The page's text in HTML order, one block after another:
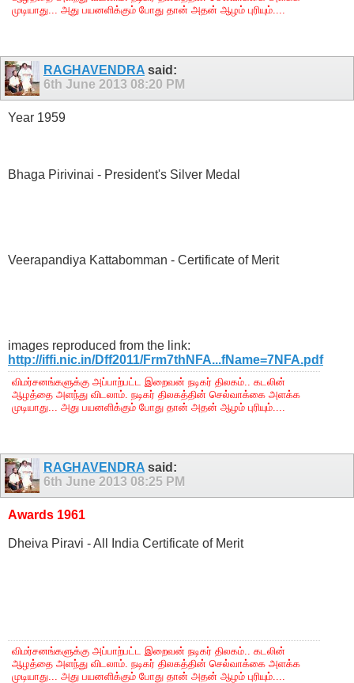
முடியாது... அது பயனளிக்கும் போது தான் அதன் ஆழம் புரியும்....
RAGHAVENDRA said:
6th June 2013 08:20 PM
Year 1959
Bhaga Pirivinai - President's Silver Medal
Veerapandiya Kattabomman - Certificate of Merit
images reproduced from the link:
http://iffi.nic.in/Dff2011/Frm7thNFA...fName=7NFA.pdf
விமர்சனங்களுக்கு அப்பாற்பட்ட இறைவன் நடிகர் திலகம்.. கடலின்
ஆழத்தை அளந்து விடலாம். நடிகர் திலகத்தின் செல்வாக்கை அளக்க
முடியாது... அது பயனளிக்கும் போது தான் அதன் ஆழம் புரியும்....
RAGHAVENDRA said:
6th June 2013 08:25 PM
Awards 1961
Dheiva Piravi - All India Certificate of Merit
விமர்சனங்களுக்கு அப்பாற்பட்ட இறைவன் நடிகர் திலகம்.. கடலின்
ஆழத்தை அளந்து விடலாம். நடிகர் திலகத்தின் செல்வாக்கை அளக்க
முடியாது... அது பயனளிக்கும் போது தான் அதன் ஆழம் புரியும்....